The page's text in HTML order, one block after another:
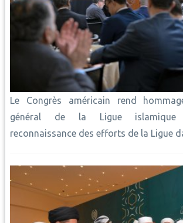
Le Congrès américain rend
général de la Ligue islamique
reconnaissance des efforts de la Ligue